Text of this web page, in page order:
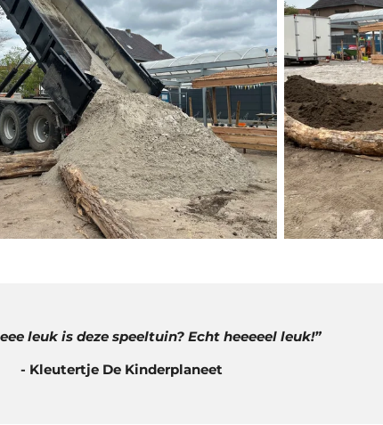
leuk is deze speeltuin? Echt heeeeel leuk!”
- Kleutertje De Kinderplaneet